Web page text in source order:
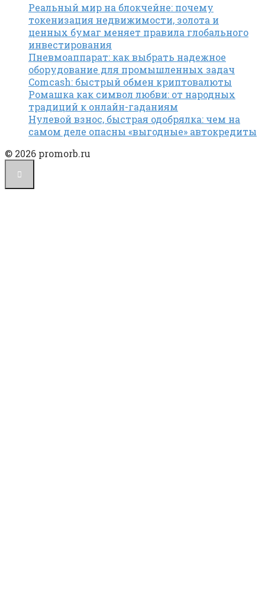
Реальный мир на блокчейне: почему
токенизация недвижимости, золота и
ценных бумаг меняет правила глобального
инвестирования
Пневмоаппарат: как выбрать надежное
оборудование для промышленных задач
Comcash: быстрый обмен криптовалюты
Ромашка как символ любви: от народных
традиций к онлайн-гаданиям
Нулевой взнос, быстрая одобрялка: чем на
самом деле опасны «выгодные» автокредиты
© 2026 promorb.ru